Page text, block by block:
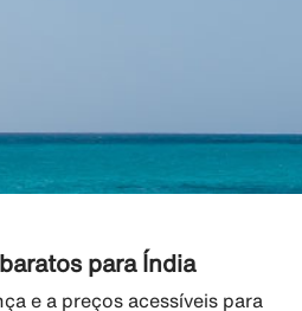
para Índia
e a preços acessíveis para